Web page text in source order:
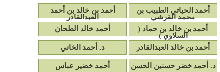
أحمد الحياتي الطبيب بن
محمد القرشي
أحمد بن خالد بن أحمد
العبدالقادر
أحمد بن خالد بن حماد (
السلاوي )
أحمد خالد الطحان
أحمد بن خالد العبدالقادر د. أحمد الخاني
د. أحمد خضر حسنين الحسن أحمد خضير عباس